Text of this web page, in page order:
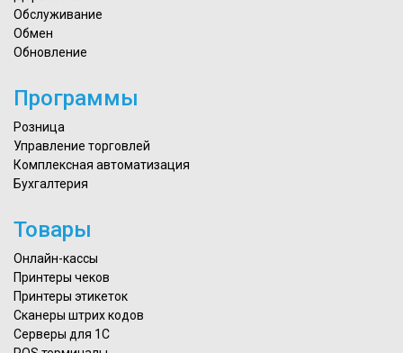
Обслуживание
Обмен
Обновление
Программы
Розница
Управление торговлей
Комплексная автоматизация
Бухгалтерия
Товары
Онлайн-кассы
Принтеры чеков
Принтеры этикеток
Сканеры штрих кодов
Серверы для 1С